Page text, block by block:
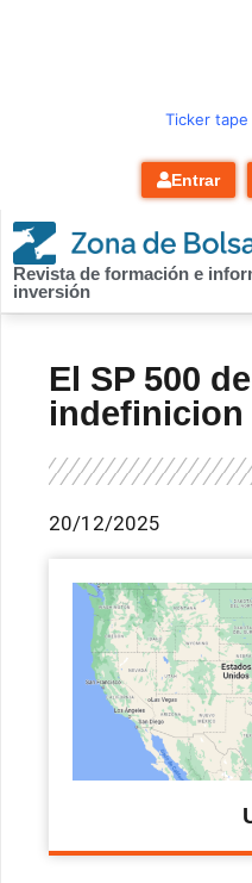
Ticker tape
Entrar
Revista de formación e
inversión
El SP 500
indefinicion
20/12/2025